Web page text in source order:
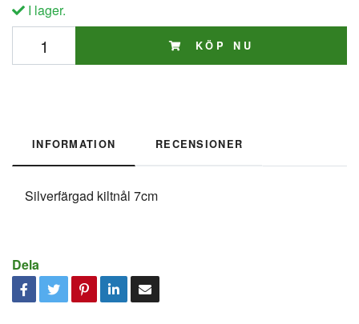
I lager.
KÖP NU
INFORMATION RECENSIONER
Silverfärgad kiltnål 7cm
Dela